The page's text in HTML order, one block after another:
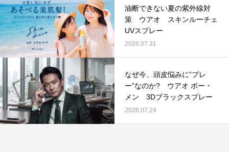
油断できない夏の紫外線対
策 ウアオ スキンルーチェ
UVスプレー
2026.07.31
なぜ今、頭皮悩みに”プレ
ー”なのか? ウアオ ボー・
メン 3Dブラックスプレー
2026.07.24